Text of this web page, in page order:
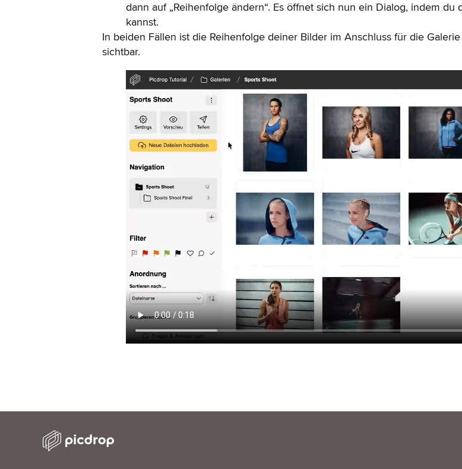
dann auf „Reihenfolge ändern“. Es öffnet sich nun ein Dialog, indem
kannst.
In beiden Fällen ist die Reihenfolge deiner Bilder im Anschluss für die
sichtbar.